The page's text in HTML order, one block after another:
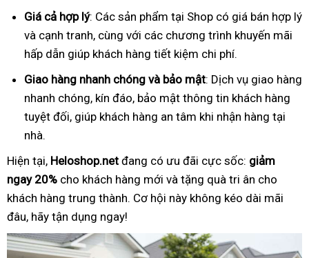
Giá cả hợp lý: Các sản phẩm tại Shop có giá bán hợp lý
và cạnh tranh, cùng với các chương trình khuyến mãi
hấp dẫn giúp khách hàng tiết kiệm chi phí.
Giao hàng nhanh chóng và bảo mật: Dịch vụ giao hàng
nhanh chóng, kín đáo, bảo mật thông tin khách hàng
tuyệt đối, giúp khách hàng an tâm khi nhận hàng tại
nhà.
Hiện tại, Heloshop.net đang có ưu đãi cực sốc: giảm
ngay 20% cho khách hàng mới và tặng quà tri ân cho
khách hàng trung thành. Cơ hội này không kéo dài mãi
đâu, hãy tận dụng ngay!